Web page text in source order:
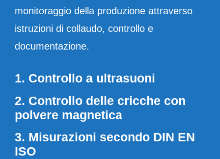
monitoraggio della produzione attraverso
istruzioni di collaudo, controllo e
documentazione.
1. Controllo a ultrasuoni
2. Controllo delle cricche con
polvere magnetica
3. Misurazioni secondo DIN EN
ISO